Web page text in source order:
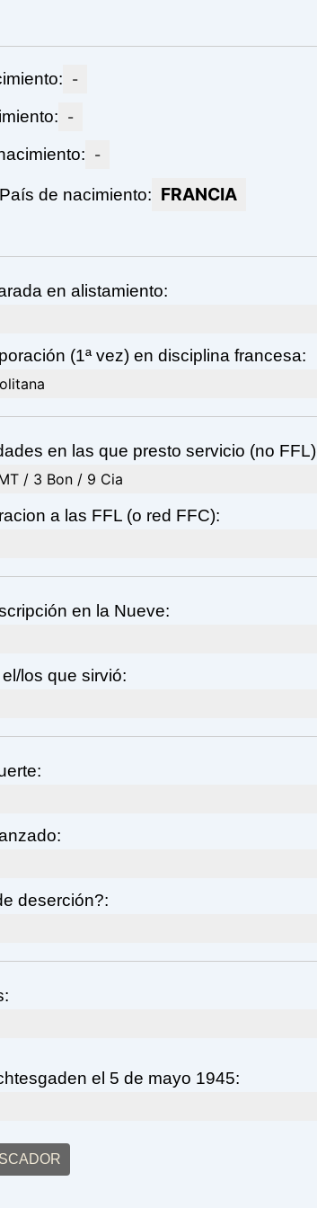
-
-
-
de nacimiento: FRANCIA
en alistamiento:
(1ª vez) en disciplina francesa:
en las que presto servicio (no FFL)
/ 3 Bon / 9 Cia
a las FFL (o red FFC):
en la Nueve:
los que sirvió:
deserción?:
el 5 de mayo 1945: